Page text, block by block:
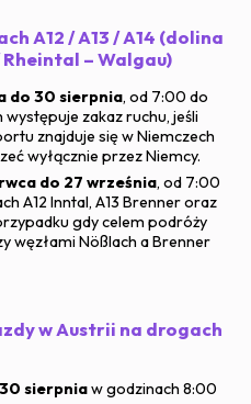
A12 / A13 / A14 (dolina
Rheintal – Walgau)
do 30 sierpnia, od 7:00 do
zakaz ruchu, jeśli
znajduje się w Niemczech
wyłącznie przez Niemcy.
do 27 września, od 7:00
A12 Inntal, A13 Brenner oraz
gdy celem podróży
węzłami Nößlach a Brenner
w Austrii na drogach
sierpniaw godzinach 8:00